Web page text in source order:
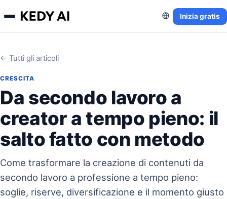
Inizia gratis
← Tutti gli articoli
CRESCITA
Da secondo lavoro a
creator a tempo pieno: il
salto fatto con metodo
Come trasformare la creazione di contenuti da
secondo lavoro a professione a tempo pieno:
soglie, riserve, diversificazione e il momento giusto